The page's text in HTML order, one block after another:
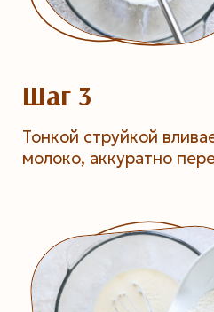
Шаг 3
Тонкой струйкой
молоко, аккуратно